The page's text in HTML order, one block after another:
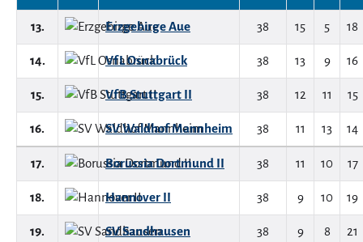
13. Erzgebirge Aue 38 15 5 18
14. VfL Osnabrück 38 13 9 16
15. VfB Stuttgart II 38 12 11 15
16. SV Waldhof Mannheim 38 11 13 14
17. Borussia Dortmund II 38 11 10 17
18. Hannover II 38 9 10 19
19. SV Sandhausen 38 9 8 21